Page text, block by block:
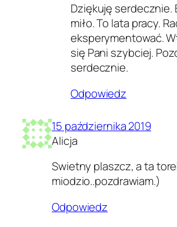
Dziękuję serdecznie.
miło. To lata pracy.
eksperymentować.
się Pani szybciej.
serdecznie.
Odpowiedz
15 października 2019
Alicja
Swietny plaszcz, a ta
miodzio..pozdrawiam.)
Odpowiedz